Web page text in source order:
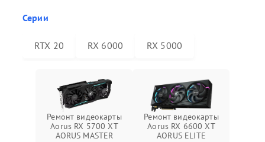
Серии
RTX 20 RX 6000 RX 5000
Ремонт видеокарты
Aorus RX 5700 XT
AORUS MASTER
Ремонт видеокарты
Aorus RX 6600 XT
AORUS ELITE